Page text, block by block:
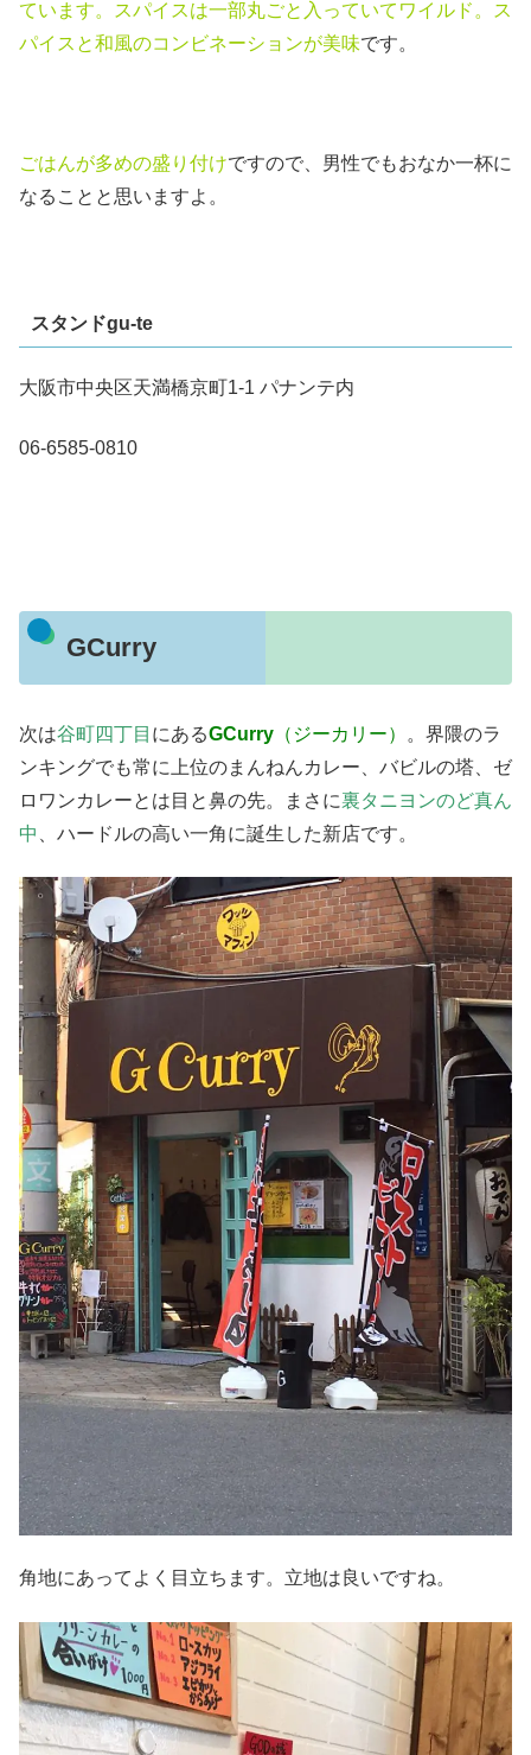
ています。スパイスは一部丸ごと入っていてワイルド。ス
パイスと和風のコンビネーションが美味です。
ごはんが多めの盛り付けですので、男性でもおなか一杯に
なることと思いますよ。
スタンドgu-te
大阪市中央区天満橋京町1-1 パナンテ内
06-6585-0810
GCurry
次は谷町四丁目 にあるGCurry （ジーカリー）
。界隈のラ
ンキングでも常に上位のまんねんカレー、バビルの塔、ゼ
ロワンカレーとは目と鼻の先。まさに裏タニヨンのど真ん
中
、ハードルの高い一角に誕生した新店です。
角地にあってよく目立ちます。立地は良いですね。